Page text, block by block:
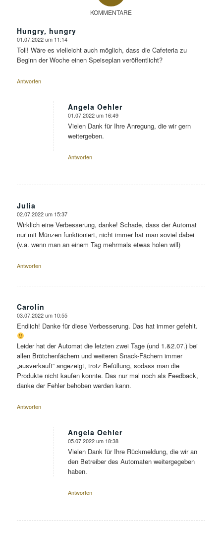
KOMMENTARE
Hungry, hungry
sagte:
01.07.2022 um 11:14
Toll! Wäre es vielleicht auch möglich, dass die Cafeteria zu
Beginn der Woche einen Speiseplan veröffentlicht?
Antworten
Angela Oehler
sagte:
01.07.2022 um 16:49
Vielen Dank für Ihre Anregung, die wir gern
weitergeben.
Antworten
Julia
sagte:
02.07.2022 um 15:37
Wirklich eine Verbesserung, danke! Schade, dass der Automat
nur mit Münzen funktioniert, nicht immer hat man soviel dabei
(v.a. wenn man an einem Tag mehrmals etwas holen will)
Antworten
Carolin
sagte:
03.07.2022 um 10:55
Endlich! Danke für diese Verbesserung. Das hat immer gefehlt.
Leider hat der Automat die letzten zwei Tage (und 1.&2.07.) bei
allen Brötchenfächern und weiteren Snack-Fächern immer
„ausverkauft“ angezeigt, trotz Befüllung, sodass man die
Produkte nicht kaufen konnte. Das nur mal noch als Feedback,
danke der Fehler behoben werden kann.
Antworten
Angela Oehler
sagte:
05.07.2022 um 18:38
Vielen Dank für Ihre Rückmeldung, die wir an
den Betreiber des Automaten weitergegeben
haben.
Antworten